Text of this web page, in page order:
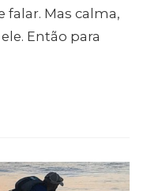
falar. Mas calma,
Então para